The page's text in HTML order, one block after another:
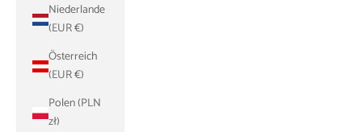
Niederlande
(EUR €)
Österreich
(EUR €)
Polen (PLN
zł)